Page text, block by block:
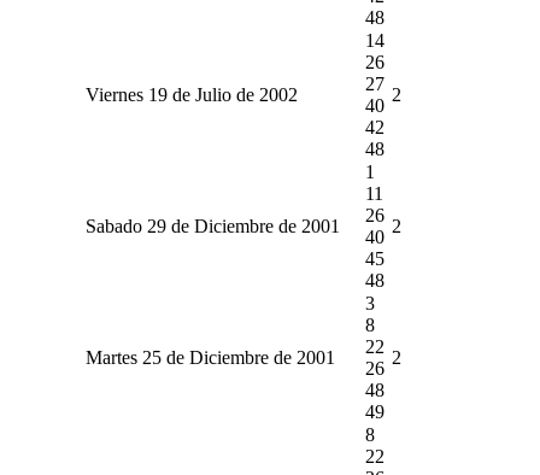
48
Viernes 19 de Julio de 2002
14
26
27
40
42
48
2
Sabado 29 de Diciembre de 2001
1
11
26
40
45
48
2
Martes 25 de Diciembre de 2001
3
8
22
26
48
49
2
8
22